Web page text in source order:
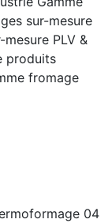
sur-mesure
PLV &
produits
fromage
04